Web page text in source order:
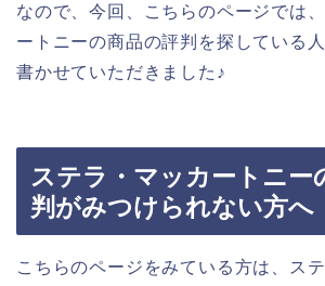
なので、今回、こちらのページでは
ートニーの商品の評判を探している
書かせていただきました♪
ステラ・マッカートニー
判がみつけられない方へ
こちらのページをみている方は、ス